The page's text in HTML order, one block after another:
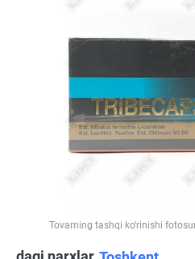
Tovarning tashqi ko‘rinishi